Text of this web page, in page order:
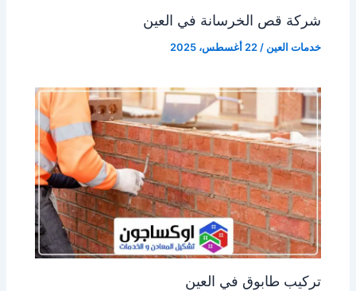
شركة قص الخرسانة في العين
خدمات العين /22 أغسطس، 2025
تركيب طابوق في العين